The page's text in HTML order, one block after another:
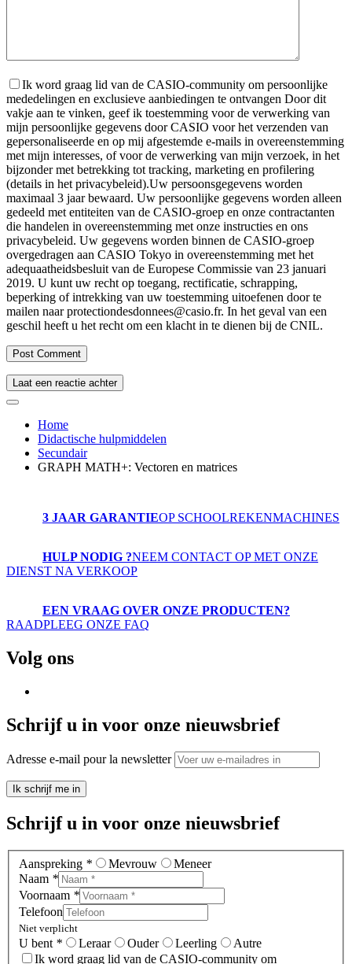
Ik word graag lid van de CASIO-community om persoonlijke
mededelingen en exclusieve aanbiedingen te ontvangen Door dit
vakje aan te vinken, geef ik toestemming voor de verwerking van
mijn persoonlijke gegevens door CASIO voor het verzenden van
gepersonaliseerde en op mij afgestemde e-mails in overeenstemming
met mijn interesses, of voor de verwerking van mijn verzoek, in het
bijzonder met betrekking tot tracking, marketing en profilering
(details in het privacybeleid).Uw persoonsgegevens worden
maximaal 3 jaar bewaard. Uw persoonlijke gegevens worden alleen
gedeeld met entiteiten van de CASIO-groep en onze contractanten
die handelen in overeenstemming met onze instructies en ons
privacybeleid. Uw gegevens worden binnen de CASIO-groep
overgedragen aan CASIO Tokyo in overeenstemming met het
adequaatheidsbesluit van de Europese Commissie van 23 januari
2019. U kunt uw recht op toegang, rectificatie, schrapping,
beperking of intrekking van uw toestemming uitoefenen door te
mailen naar protectiondesdonnees@casio.fr. In het geval van een
geschil heeft u het recht om een ​​klacht in te dienen bij de CNIL.
Laat een reactie achter
Home
Didactische hulpmiddelen
Secundair
GRAPH MATH+: Vectoren en matrices
3 JAAR GARANTIEOP SCHOOLREKENMACHINES
HULP NODIG ?NEEM CONTACT OP MET ONZE
DIENST NA VERKOOP
EEN VRAAG OVER ONZE PRODUCTEN?
RAADPLEEG ONZE FAQ
Volg ons
Schrijf u in voor onze nieuwsbrief
Adresse e-mail pour la newsletter
Ik schrijf me in
Schrijf u in voor onze nieuwsbrief
Aanspreking * Mevrouw
Meneer
Naam *
Voornaam *
Telefoon
Niet verplicht
U bent * Leraar Ouder Leerling
Autre
Ik word graag lid van de CASIO-community om